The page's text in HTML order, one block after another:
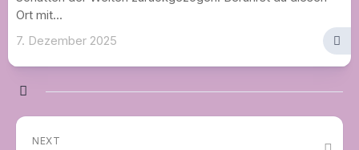
Ort mit...
7. Dezember 2025
NEXT